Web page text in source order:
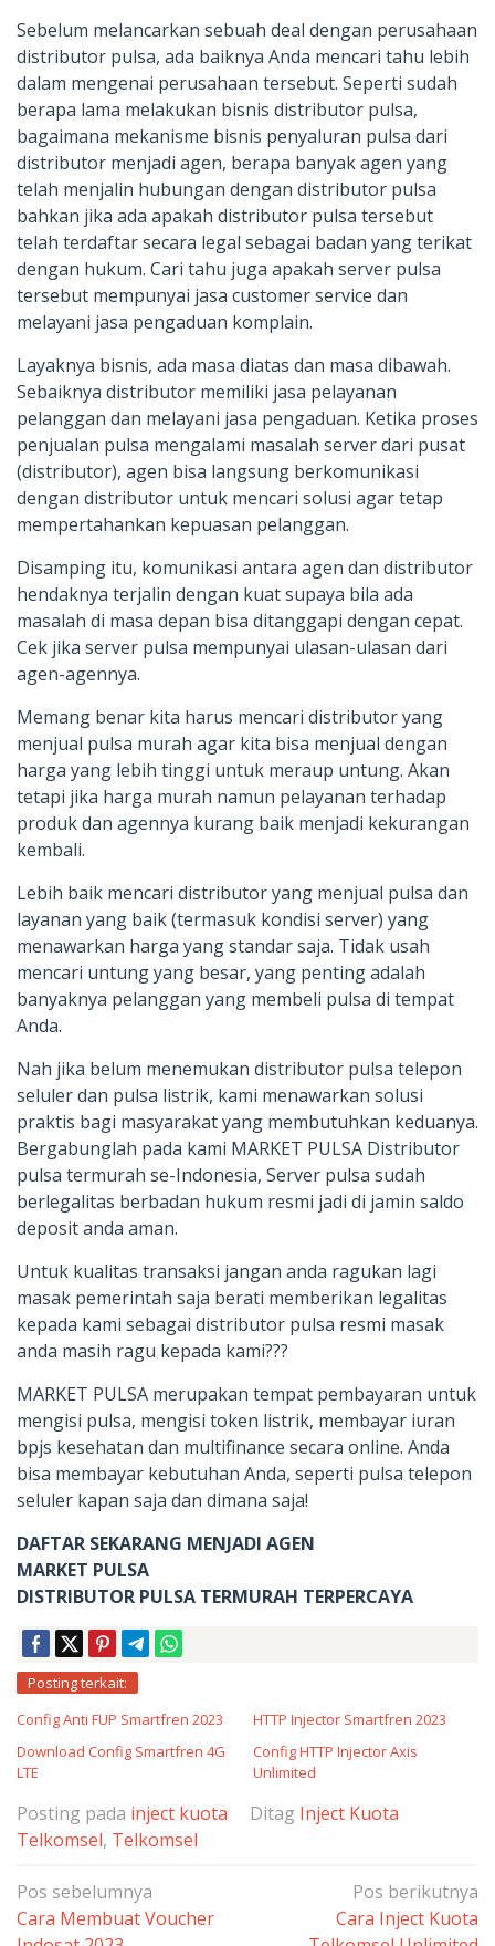
Sebelum melancarkan sebuah deal dengan perusahaan
distributor pulsa, ada baiknya Anda mencari tahu lebih
dalam mengenai perusahaan tersebut. Seperti sudah
berapa lama melakukan bisnis distributor pulsa,
bagaimana mekanisme bisnis penyaluran pulsa dari
distributor menjadi agen, berapa banyak agen yang
telah menjalin hubungan dengan distributor pulsa
bahkan jika ada apakah distributor pulsa tersebut
telah terdaftar secara legal sebagai badan yang terikat
dengan hukum. Cari tahu juga apakah server pulsa
tersebut mempunyai jasa customer service dan
melayani jasa pengaduan komplain.
Layaknya bisnis, ada masa diatas dan masa dibawah.
Sebaiknya distributor memiliki jasa pelayanan
pelanggan dan melayani jasa pengaduan. Ketika proses
penjualan pulsa mengalami masalah server dari pusat
(distributor), agen bisa langsung berkomunikasi
dengan distributor untuk mencari solusi agar tetap
mempertahankan kepuasan pelanggan.
Disamping itu, komunikasi antara agen dan distributor
hendaknya terjalin dengan kuat supaya bila ada
masalah di masa depan bisa ditanggapi dengan cepat.
Cek jika server pulsa mempunyai ulasan-ulasan dari
agen-agennya.
Memang benar kita harus mencari distributor yang
menjual pulsa murah agar kita bisa menjual dengan
harga yang lebih tinggi untuk meraup untung. Akan
tetapi jika harga murah namun pelayanan terhadap
produk dan agennya kurang baik menjadi kekurangan
kembali.
Lebih baik mencari distributor yang menjual pulsa dan
layanan yang baik (termasuk kondisi server) yang
menawarkan harga yang standar saja. Tidak usah
mencari untung yang besar, yang penting adalah
banyaknya pelanggan yang membeli pulsa di tempat
Anda.
Nah jika belum menemukan distributor pulsa telepon
seluler dan pulsa listrik, kami menawarkan solusi
praktis bagi masyarakat yang membutuhkan keduanya.
Bergabunglah pada kami MARKET PULSA Distributor
pulsa termurah se-Indonesia, Server pulsa sudah
berlegalitas berbadan hukum resmi jadi di jamin saldo
deposit anda aman.
Untuk kualitas transaksi jangan anda ragukan lagi
masak pemerintah saja berati memberikan legalitas
kepada kami sebagai distributor pulsa resmi masak
anda masih ragu kepada kami???
MARKET PULSA merupakan tempat pembayaran untuk
mengisi pulsa, mengisi token listrik, membayar iuran
bpjs kesehatan dan multifinance secara online. Anda
bisa membayar kebutuhan Anda, seperti pulsa telepon
seluler kapan saja dan dimana saja!
DAFTAR SEKARANG MENJADI AGEN
MARKET PULSA
DISTRIBUTOR PULSA TERMURAH TERPERCAYA
Posting terkait:
Config Anti FUP Smartfren 2023
HTTP Injector Smartfren 2023
Download Config Smartfren 4G
LTE
Config HTTP Injector Axis
Unlimited
Posting pada inject kuota Ditag Inject Kuota
Telkomsel, Telkomsel
Navigasi
pos
Pos sebelumnya
Cara Membuat Voucher
Pos berikutnya
Cara Inject Kuota